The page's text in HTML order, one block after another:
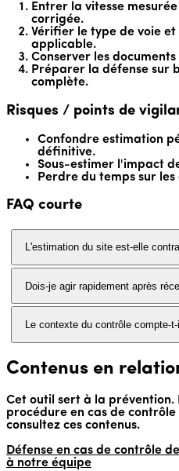
Entrer la vitesse
corrigée.
Vérifier le type de voie
applicable.
Conserver les
Préparer la défense sur
complète.
Risques / points de
Confondre estimation
définitive.
Sous-estimer l'impact
Perdre du temps sur
FAQ courte
L'estimation du site est-elle
Dois-je agir rapidement après
Le contexte du contrôle compte-
Contenus en
Cet outil sert à la prévention.
procédure en cas de
consultez ces contenus.
Défense en cas de contrôle
à notre équipe